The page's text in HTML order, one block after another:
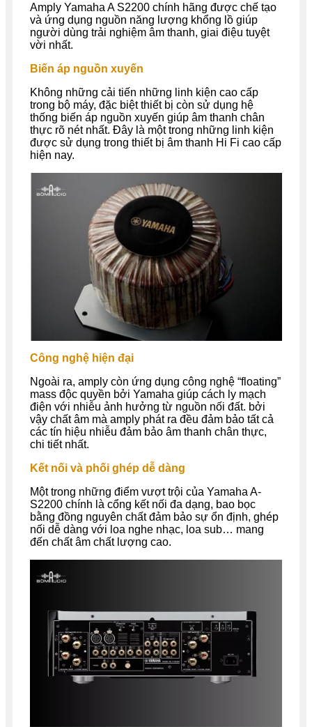
Amply Yamaha A S2200 chính hãng được chế tạo
và ứng dụng nguồn năng lượng khổng lồ giúp
người dùng trải nghiệm âm thanh, giai điệu tuyệt
vời nhất.
Biến áp nguồn xuyến
Không những cải tiến những linh kiện cao cấp
trong bộ máy, đặc biệt thiết bị còn sử dụng hệ
thống biến áp nguồn xuyến giúp âm thanh chân
thực rõ nét nhất. Đây là một trong những linh kiện
được sử dụng trong thiết bị âm thanh Hi Fi cao cấp
hiện nay.
Công nghệ hiện đại
Ngoài ra, amply còn ứng dụng công nghệ “floating”
mass độc quyền bởi Yamaha giúp cách ly mạch
điện với nhiễu ảnh hưởng từ nguồn nối đất. bởi
vậy chất âm mà amply phát ra đều đảm bảo tất cả
các tín hiệu nhiễu đảm bảo âm thanh chân thực,
chi tiết nhất.
Kết nối và phối ghép dễ dàng
Một trong những điểm vượt trội của Yamaha A-
S2200 chính là cổng kết nối đa dạng, bao bọc
bằng đồng nguyên chất đảm bảo sự ổn định, ghép
nối dễ dàng với loa nghe nhạc, loa sub… mang
đến chất âm chất lượng cao.